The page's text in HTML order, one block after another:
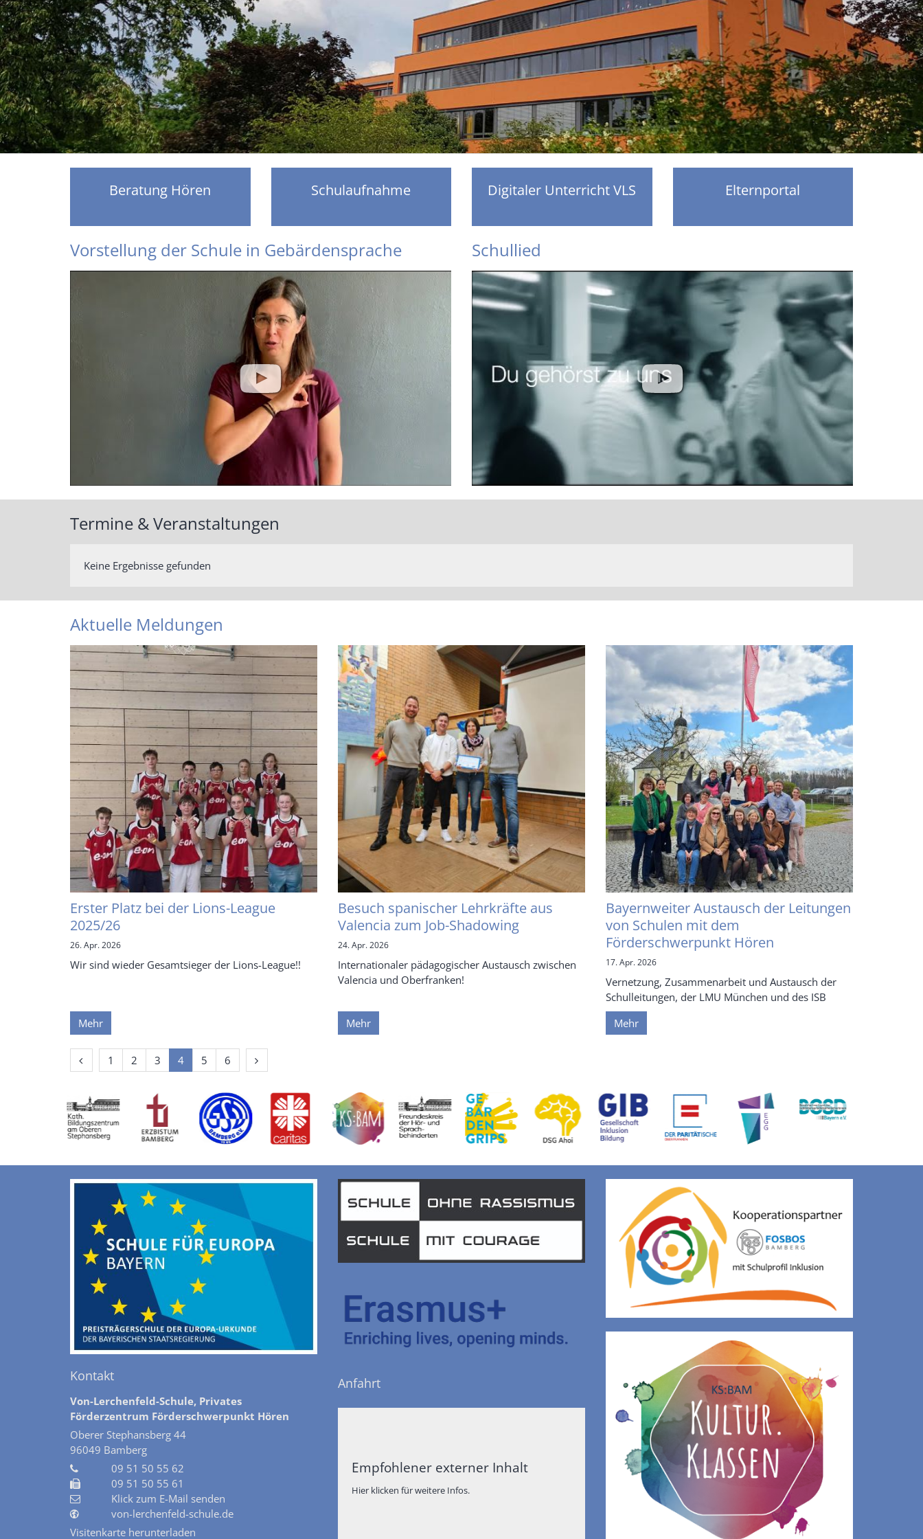
Beratung Hören Schulaufnahme Digitaler Unterricht VLS Elternportal
Vorstellung der Schule in Gebärdensprache Schullied
Termine & Veranstaltungen
Keine Ergebnisse gefunden
Aktuelle Meldungen
Erster Platz bei der Lions-League
2025/26
26. Apr. 2026
Wir sind wieder Gesamtsieger der Lions-League!!
Mehr
Besuch spanischer Lehrkräfte aus
Valencia zum Job-Shadowing
24. Apr. 2026
Internationaler pädagogischer Austausch zwischen
Valencia und Oberfranken!
Mehr
Bayernweiter Austausch der Leitungen
von Schulen mit dem
Förderschwerpunkt Hören
17. Apr. 2026
Vernetzung, Zusammenarbeit und Austausch der
Schulleitungen, der LMU München und des ISB
Mehr
Vorherige Seite
Erste Seite
1 2 3 4 5 6 Nächste Seite
Kontakt
Von-Lerchenfeld-Schule, Privates
Förderzentrum Förderschwerpunkt Hören
Oberer Stephansberg 44
96049 Bamberg
09 51 50 55 62
09 51 50 55 61
Klick zum E-Mail senden
von-lerchenfeld-schule.de
Visitenkarte herunterladen
Anfahrt
Empfohlener externer Inhalt
Hier klicken für weitere Infos.